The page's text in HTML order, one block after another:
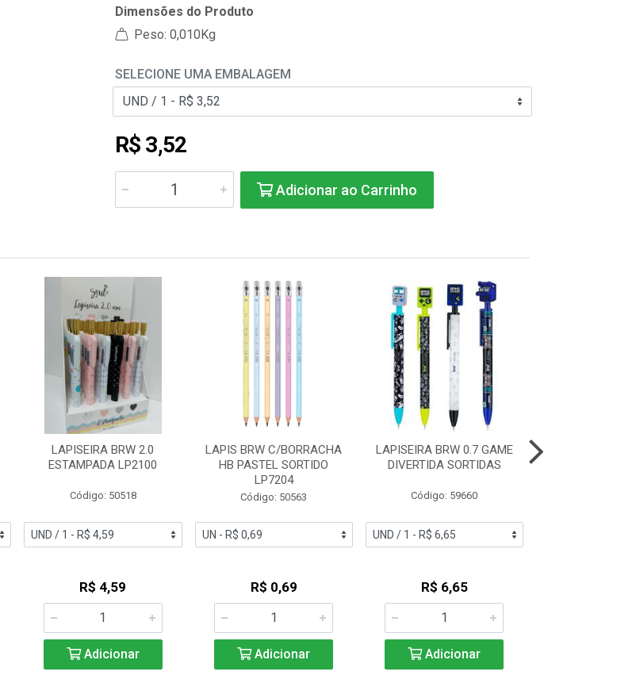
Dimensões do Produto
Peso: 0,010Kg
SELECIONE UMA EMBALAGEM
R$ 3,52
Adicionar ao Carrinho
LAPISEIRA BRW 2.0
ESTAMPADA LP2100
Código: 50518
R$ 4,59
Adicionar
LAPIS BRW C/BORRACHA
HB PASTEL SORTIDO
LP7204
Código: 50563
R$ 0,69
Adicionar
LAPISEIRA BRW 0.7 GAME
DIVERTIDA SORTIDAS
Código: 59660
R$ 6,65
Adicionar